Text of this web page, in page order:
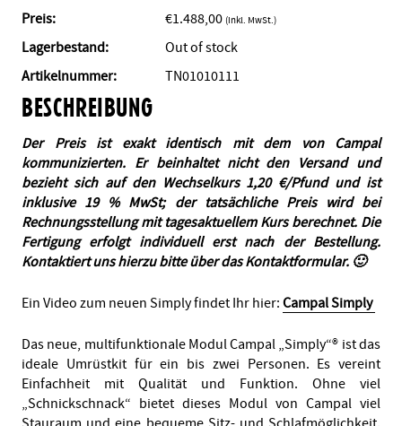
Preis: €1.488,00 (inkl. MwSt.)
Lagerbestand:
Out of stock
Artikelnummer:
TN01010111
BESCHREIBUNG
Der Preis ist exakt identisch mit dem von Campal
kommunizierten. Er beinhaltet nicht den Versand und
bezieht sich auf den Wechselkurs 1,20 €/Pfund und ist
inklusive 19 % MwSt; der tatsächliche Preis wird bei
Rechnungsstellung mit tagesaktuellem Kurs berechnet. Die
Fertigung erfolgt individuell erst nach der Bestellung.
Kontaktiert uns hierzu bitte über das Kontaktformular. 🙂
Ein Video zum neuen Simply findet Ihr hier: Campal Simply
Das neue, multifunktionale Modul Campal „Simply“® ist das
ideale Umrüstkit für ein bis zwei Personen. Es vereint
Einfachheit mit Qualität und Funktion. Ohne viel
„Schnickschnack“ bietet dieses Modul von Campal viel